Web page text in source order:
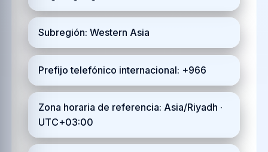
Subregión: Western Asia
Prefijo telefónico internacional: +966
Zona horaria de referencia: Asia/Riyadh ·
UTC+03:00